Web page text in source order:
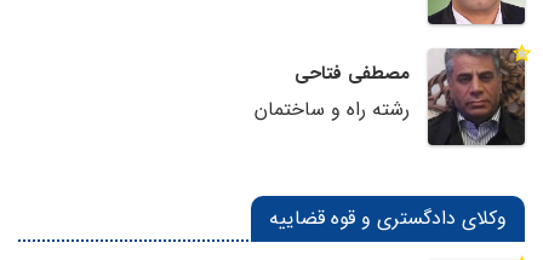
مصطفی فتاحی
رشته راه و ساختمان
وکلای دادگستری و قوه قضاییه